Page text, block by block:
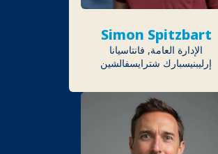
Simon Spitzbart
الإدارة العامة, فانتاسيانا
إرليبنيسبارك شترايسفالشين